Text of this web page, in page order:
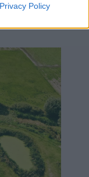
Privacy Policy